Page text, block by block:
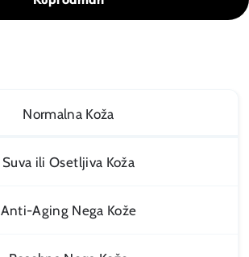
Normalna Koža
Suva ili Osetljiva Koža
Anti-Aging Nega Kože